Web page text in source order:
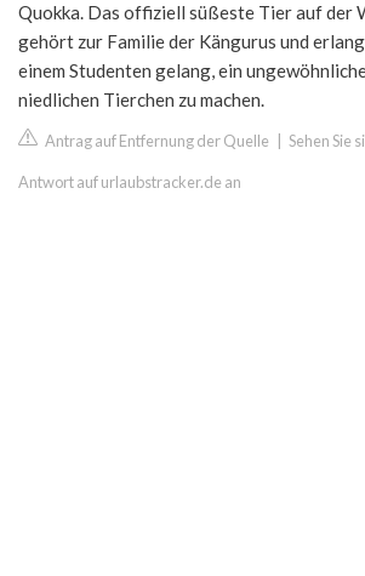
Quokka. Das offiziell süßeste Tier auf der
gehört zur Familie der Kängurus und
einem Studenten gelang, ein
niedlichen Tierchen zu machen.
Antrag auf Entfernung der Quelle Sehen Sie
Antwort auf urlaubstracker.de an